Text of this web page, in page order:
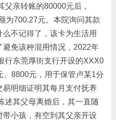
亲转账的80000元后，
为700.27元。本院询问其款
不记得了，该卡为生活用
免该种混用情况，2022年
行东莞厚街支行开设的XXX0
8800元，用于保管卢某1分
明细证明其每月支付抚养
述其父母离婚后，其一直随
小孩，有空到其父亲开设